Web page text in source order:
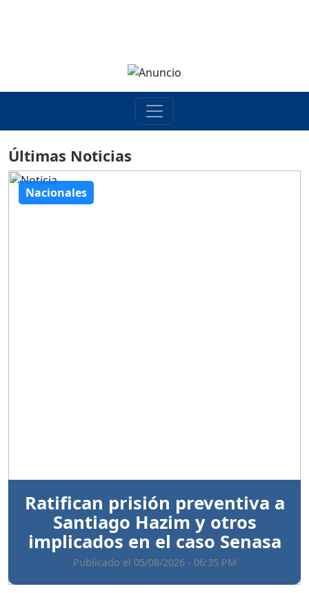
Últimas Noticias
Nacionales
Ratifican prisión preventiva a
Santiago Hazim y otros
implicados en el caso Senasa
Publicado el 05/08/2026 - 06:35 PM